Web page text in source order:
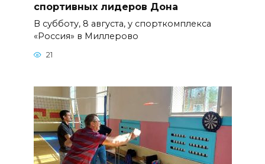
спортивных лидеров Дона
В субботу, 8 августа, у спорткомплекса
«Россия» в Миллерово
21